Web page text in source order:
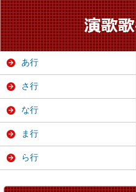
あ行
さ行
な行
ま行
ら行